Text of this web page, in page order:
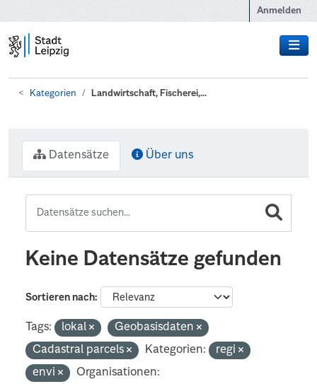
Anmelden
Kategorien Landwirtschaft, Fischerei,...
Datensätze Über uns
Keine Datensätze gefunden
Sortieren nach
Tags: lokal
Geobasisdaten
Cadastral parcels
Kategorien:
regi
envi
Organisationen: